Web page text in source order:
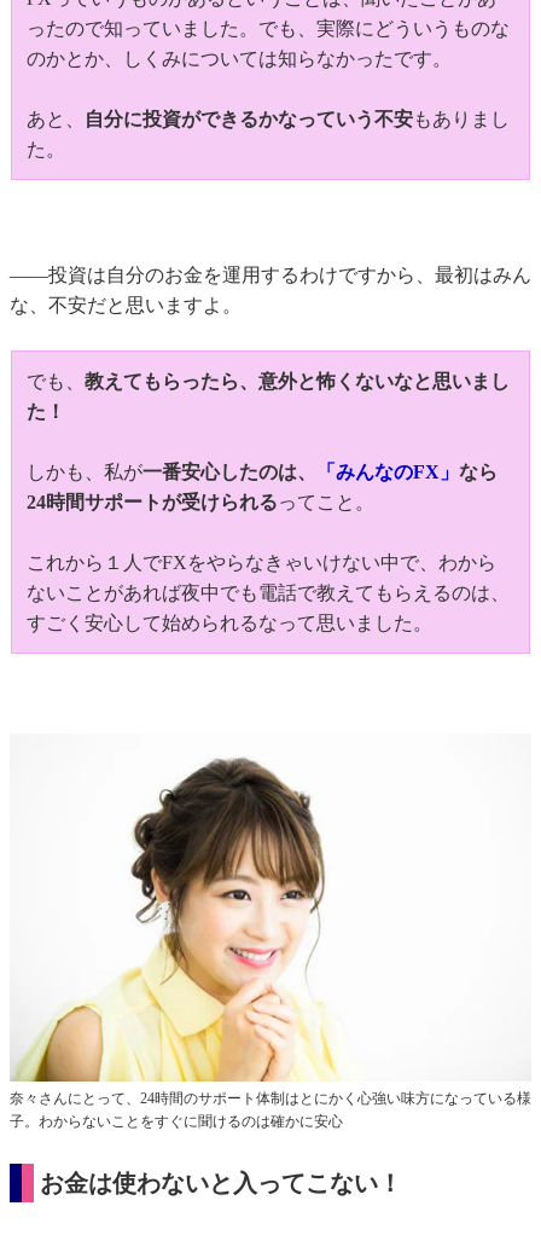
ったので知っていました。でも、実際にどういうものな
のかとか、しくみについては知らなかったです。
あと、 自分に投資ができるかなっていう不安もありまし
た。
――投資は自分のお金を運用するわけですから、最初はみん
な、不安だと思いますよ。
でも、 教えてもらったら、意外と怖くないなと思いまし
た！
しかも、私が一番安心したのは、 「みんなのFX」 なら
24時間サポートが受けられるってこと。
これから１人でFXをやらなきゃいけない中で、わから
ないことがあれば夜中でも電話で教えてもらえるのは、
すごく安心して始められるなって思いました。
奈々さんにとって、24時間のサポート体制はとにかく心強い味方になっている様
子。わからないことをすぐに聞けるのは確かに安心
お金は使わないと入ってこない！